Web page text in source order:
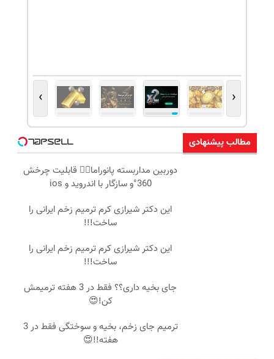
‹
›
مطالب پیشنهادی
دوربین مداربسته پانوراما👈🏻 قابلیت چرخش
360°و سازگار با اندروید و ios
این دکتر شیرازی کرم ترمیم زخم ایرانی را
ساخت!!!
این دکتر شیرازی کرم ترمیم زخم ایرانی را
ساخت!!!
جای بخیه داری؟؟ فقط در 3 هفته ترمیمش
کن!😍
ترمیم جای زخم، بخیه و سوختگی فقط در 3
هفته!!😍